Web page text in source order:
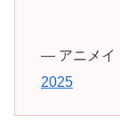
— アニメイ
2025